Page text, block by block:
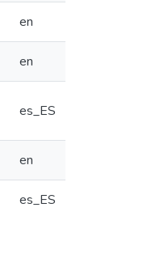
en
en
es_ES
en
es_ES